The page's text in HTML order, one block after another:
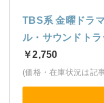
TBS系 金曜ドラ
ル・サウンドト
￥2,750
(価格・在庫状況は記